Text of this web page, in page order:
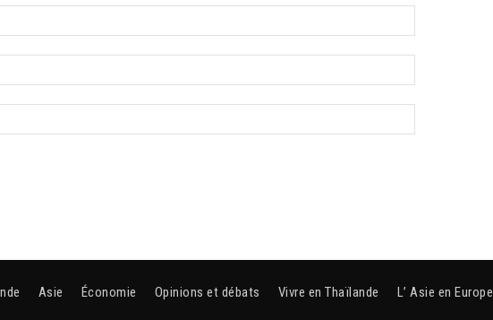
Asie Économie Opinions et débats Vivre en Thaïlande L’ Asie en Europe